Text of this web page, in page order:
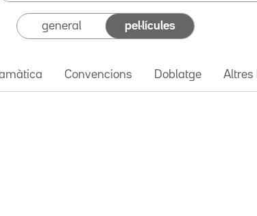
general pel·lícules
Convencions Doblatge Altres